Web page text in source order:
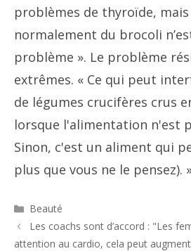
problèmes de thyroïde,
normalement du brocoli
problème ». Le problème
extrêmes. « Ce qui peut
de légumes crucifères crus
lorsque l'alimentation n'est
Sinon, c'est un aliment qui
plus que vous ne le pensez).
Catégories
Beauté
Navigation
des
Les coachs sont d’accord : "Les
attention au cardio, cela peut